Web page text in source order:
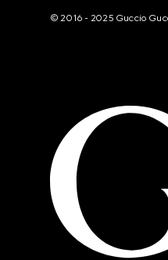
© 2016 - 2025 Guccio